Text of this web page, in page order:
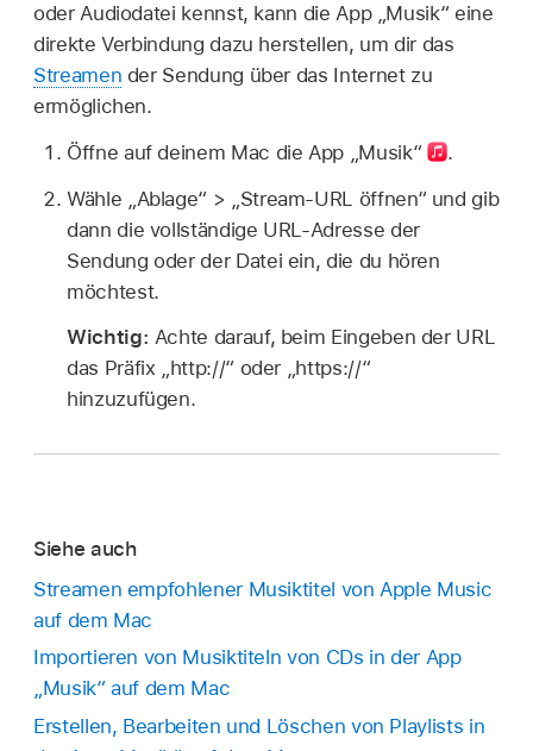
oder Audiodatei kennst, kann die App „Musik“ eine
direkte Verbindung dazu herstellen, um dir das
Streamen der Sendung über das Internet zu
ermöglichen.
Öffne auf deinem Mac die App „Musik“
.
Wähle „Ablage“ > „Stream-URL öffnen“ und gib
dann die vollständige URL-Adresse der
Sendung oder der Datei ein, die du hören
möchtest.
Wichtig: Achte darauf, beim Eingeben der URL
das Präfix „http://“ oder „https://“
hinzuzufügen.
Siehe auch
Streamen empfohlener Musiktitel von Apple Music
auf dem Mac
Importieren von Musiktiteln von CDs in der App
„Musik“ auf dem Mac
Erstellen, Bearbeiten und Löschen von Playlists in